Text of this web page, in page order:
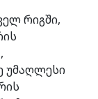
რიგში,
უმაღლესი